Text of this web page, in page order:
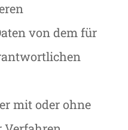
von dem für
mit oder ohne